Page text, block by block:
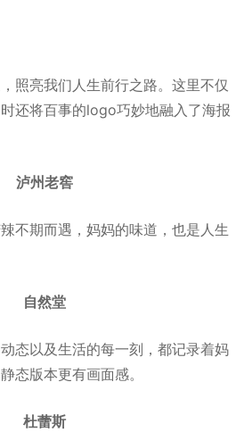
照亮我们人生前行之路。这里不仅
还将百事的logo巧妙地融入了海报
泸州老窖
不期而遇，妈妈的味道，也是人生
自然堂
态以及生活的每一刻，都记录着妈
态版本更有画面感。
杜蕾斯